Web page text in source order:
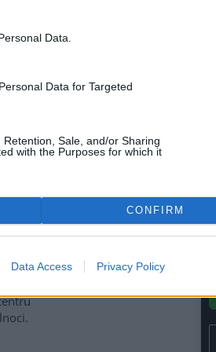
Data.
Data for Targeted
Sale, and/or Sharing
with the Purposes for which it
CONFIRM
Data Access Privacy Policy